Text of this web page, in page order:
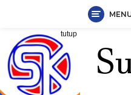
Langsung
konten
tutup